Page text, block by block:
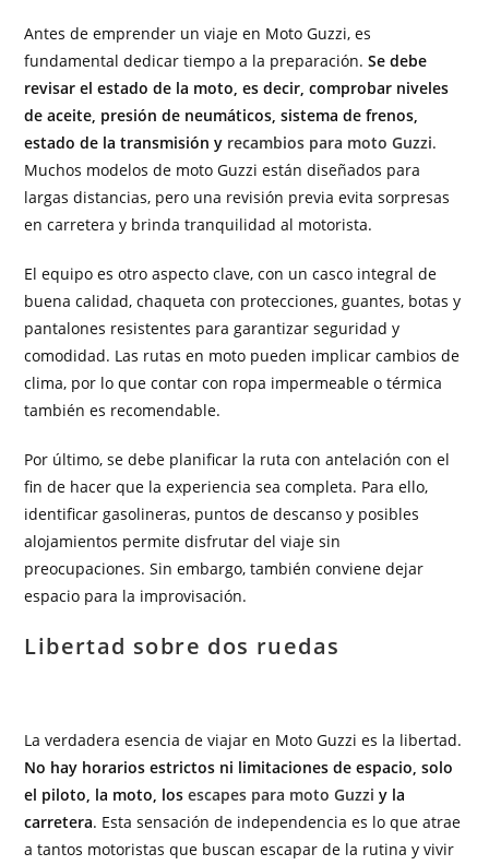
Antes de emprender un viaje en Moto Guzzi, es
fundamental dedicar tiempo a la preparación.Se debe
revisar el estado de la moto, es decir, comprobar niveles
de aceite, presión de neumáticos, sistema de frenos,
estado de la transmisión y recambios para moto Guzzi.
Muchos modelos de moto Guzzi están diseñados para
largas distancias, pero una revisión previa evita sorpresas
en carretera y brinda tranquilidad al motorista.
El equipo es otro aspecto clave, con un casco integral de
buena calidad, chaqueta con protecciones, guantes, botas y
pantalones resistentes para garantizar seguridad y
comodidad. Las rutas en moto pueden implicar cambios de
clima, por lo que contar con ropa impermeable o térmica
también es recomendable.
Por último, se debe planificar la ruta con antelación con el
fin de hacer que la experiencia sea completa. Para ello,
identificar gasolineras, puntos de descanso y posibles
alojamientos permite disfrutar del viaje sin
preocupaciones. Sin embargo, también conviene dejar
espacio para la improvisación.
Libertad sobre dos ruedas
La verdadera esencia de viajar en Moto Guzzi es la libertad.
No hay horarios estrictos ni limitaciones de espacio, solo
el piloto, la moto, losescapes para moto Guzzi y la
carretera. Esta sensación de independencia es lo que atrae
a tantos motoristas que buscan escapar de la rutina y vivir